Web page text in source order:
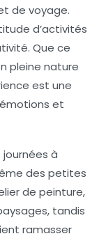
de voyage.
d’activités
Que ce
pleine nature
est une
et
à
des petites
de peinture,
tandis
ramasser